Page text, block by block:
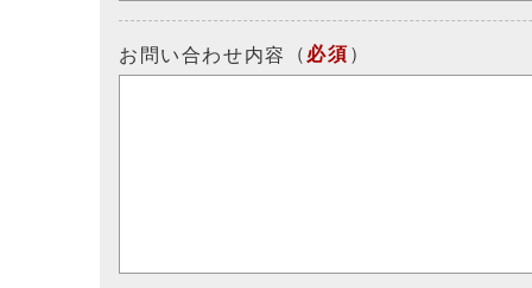
お問い合わせ内容 （ 必須 ）